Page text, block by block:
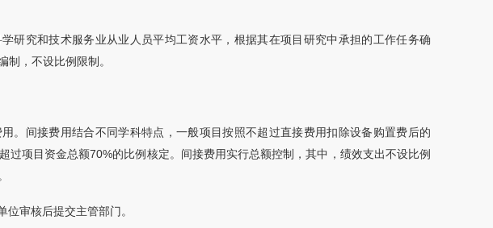
研究和技术服务业从业人员平均工资水平，根据其在项目研究中承担的工作任务确
制，不设比例限制。
。间接费用结合不同学科特点，一般项目按照不超过直接费用扣除设备购置费后的
项目资金总额70%的比例核定。间接费用实行总额控制，其中，绩效支出不设比例
审核后提交主管部门。